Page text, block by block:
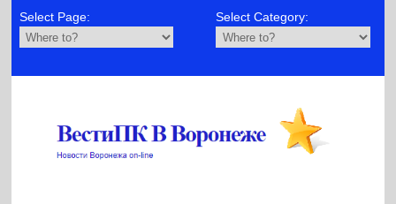
Select Page: Select Category: